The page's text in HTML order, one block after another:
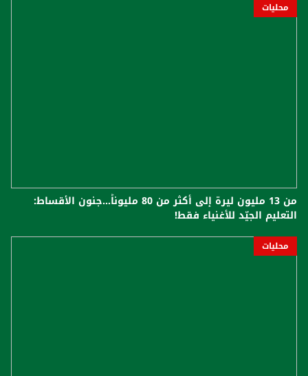
محليات
من 13 مليون ليرة إلى أكثر من 80 مليوناً...جنون الأقساط:
التعليم الجيّد للأغنياء فقط!
محليات